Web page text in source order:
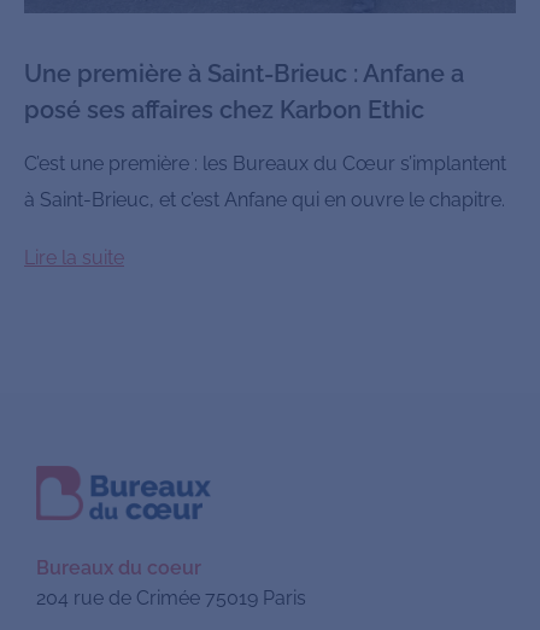
Une première à Saint-Brieuc : Anfane a
posé ses affaires chez Karbon Ethic
C’est une première : les Bureaux du Cœur s’implantent
à Saint-Brieuc, et c’est Anfane qui en ouvre le chapitre.
Lire la suite
Bureaux du coeur
204 rue de Crimée 75019 Paris